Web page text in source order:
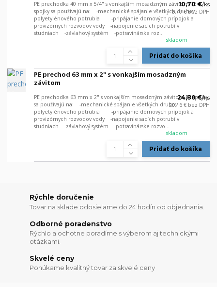
PE prechodka 40 mm x 5/4" s vonkajším mosadzným závitom PE
spojky sa používajú na: -mechanické spájanie všetkých druhov
polyetylénového potrubia -pripájanie domových prípojok a
provizórnych rozvodov vody -napojenie sacích potrubí v
studniach -závlahový systém -potravinárske roz...
10,70 €/ks
8,70 €bez DPH
skladom
Pridať do košíka
PE prechod 63 mm x 2" s vonkajším mosadzným
závitom
PE prechodka 63 mm x 2" s vonkajším mosadzným závitom PE spojky
sa používajú na: -mechanické spájanie všetkých druhov
polyetylénového potrubia -pripájanie domových prípojok a
provizórnych rozvodov vody -napojenie sacích potrubí v
studniach -závlahový systém -potravinárske rozvo...
24,80 €/ks
20,16 € bez DPH
skladom
Pridať do košíka
Rýchle doručenie
Tovar na sklade odosielame do 24 hodín od objednania.
Odborné poradenstvo
Rýchlo a ochotne poradíme s výberom aj technickými
otázkami.
Skvelé ceny
Ponúkame kvalitný tovar za skvelé ceny